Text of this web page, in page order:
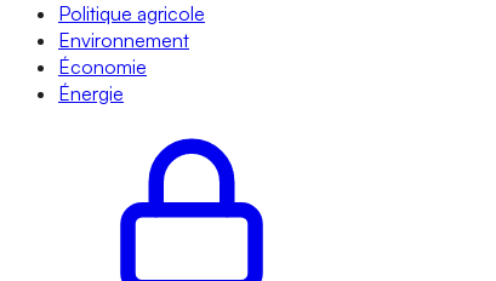
Politique agricole
Environnement
Économie
Énergie